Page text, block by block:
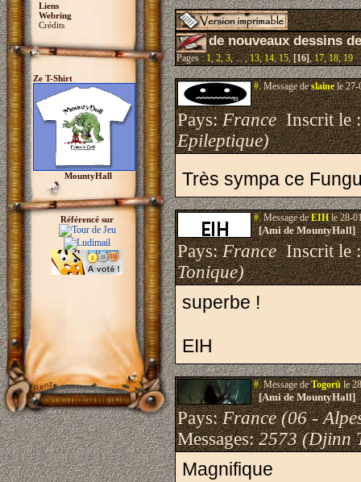
Liens
Webring
Crédits
Ze T-Shirt
MountyHall
Référencé sur
de nouveaux dessins
Pages :1,2,3, ... ,13,14,15,[16],17,18,19
#.Message deslainele 27-
Pays:FranceInscrit le
Epileptique)
Très sympa ce
#.Message deEIHle 28-
[Ami de MountyHall]
Pays:FranceInscrit le
Tonique)
superbe !
EIH
#.Message deTogorüle
[Ami de MountyHall]
Pays:France (06 -
Messages:2573 (Djinn
Magnifique